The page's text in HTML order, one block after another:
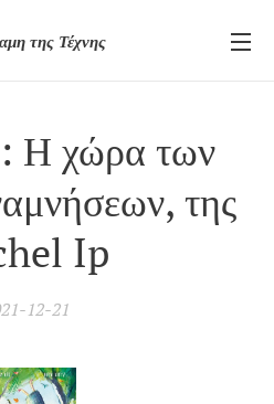
της Τέχνης
Η χώρα των
της
Ip
12-21